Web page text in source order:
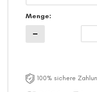
Menge
100% sichere